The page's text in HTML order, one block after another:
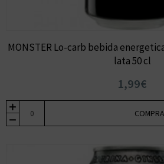
MONSTER Lo-carb bebida
lata 50 cl
1,99€